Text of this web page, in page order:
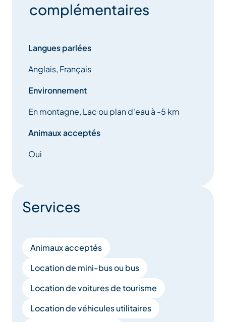
complémentaires
Langues parlées
Anglais, Français
Environnement
En montagne, Lac ou plan d'eau à -5 km
Animaux acceptés
Oui
Services
Animaux acceptés
Location de mini-bus ou bus
Location de voitures de tourisme
Location de véhicules utilitaires